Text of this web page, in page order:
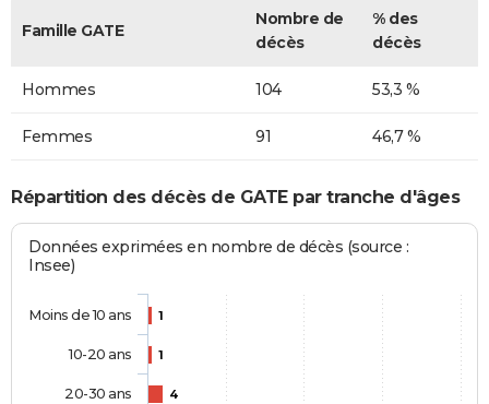
Famille GATE
Nombre de
décès
% des
décès
Hommes 104 53,3 %
Femmes 91 46,7 %
Répartition des décès de GATE par tranche d'âges
Données exprimées en nombre de décès (source :
Insee)
1
1
4
Moins de 10 ans
10-20 ans
20-30 ans